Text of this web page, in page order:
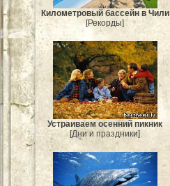
Километровый бассейн в Чили
[Рекорды]
Устраиваем осенний пикник
[Дни и праздники]